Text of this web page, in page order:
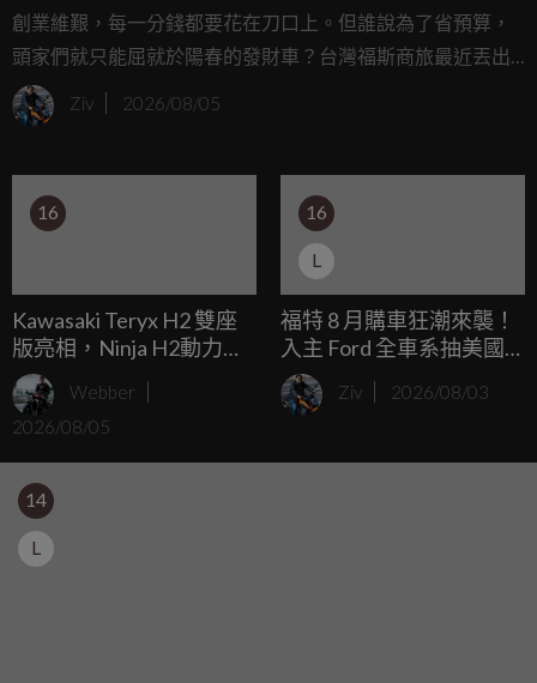
創業維艱，每一分錢都要花在刀口上。但誰說為了省預算，
頭家們就只能屈就於陽春的發財車？台灣福斯商旅最近丟出
了一顆震撼彈，針對旗下超人氣商用車 Caddy Cargo 推出
「德系質感 精算圓夢」專案。這不僅僅是個單純的購車方
載先進科技的生財工具開回家，甚至原廠還掏腰包幫你的公
司打廣告！這年頭，去哪找這麼相挺的車廠？
Ziv 2026/08/05
16
Kawasaki Teryx H2 雙座
版亮相，Ninja H2動力心
臟，250匹暴力 UTV
Webber
2026/08/05
16
L
福特 8 月購車狂潮來襲！
入主 Ford 全車系抽美國
雙人機票，Territory、
Ranger 零頭款再享好康
Ziv 2026/08/03
14
L